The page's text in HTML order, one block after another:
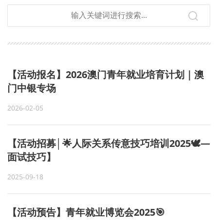
【活动报名】2026澳门青年就业培育计划｜澳
门中银专场
2026-02-05
【活动招募│🌟人际关系传意技巧培训2025🕊—
面试技巧】
2025-09-18
【活动预告】青年就业博览会2025🎯